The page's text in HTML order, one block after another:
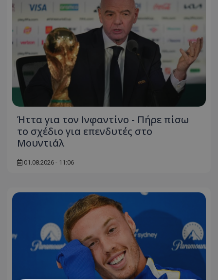
Ήττα για τον Ινφαντίνο - Πήρε πίσω
το σχέδιο για επενδυτές στο
Μουντιάλ
01.08.2026 - 11:06